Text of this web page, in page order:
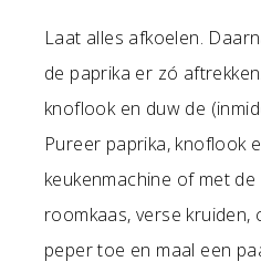
Laat alles afkoelen.
de paprika er zó
knoflook en duw de
Pureer paprika, knoflook
keukenmachine of met
roomkaas, verse kruiden,
peper toe en maal een